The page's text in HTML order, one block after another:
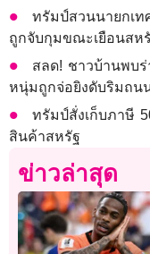
ทรัมป์สวนนายกเท
ถูกจับกุมขณะเยือนสห
สลด! ชาวบ้านพบ
หนุ่มถูกจ่อยิงดับริมถน
ทรัมป์สั่งเก็บภาษี
สินค้าสหรัฐ
ข่าวล่าสุด